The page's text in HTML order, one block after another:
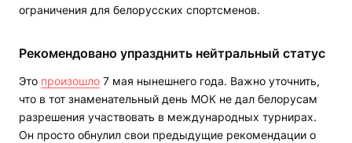
ограничения для белорусских спортсменов.
Рекомендовано упразднить нейтральный статус
Это произошло 7 мая нынешнего года. Важно уточнить,
что в тот знаменательный день МОК не дал белорусам
разрешения участвовать в международных турнирах.
Он просто обнулил свои предыдущие рекомендации о